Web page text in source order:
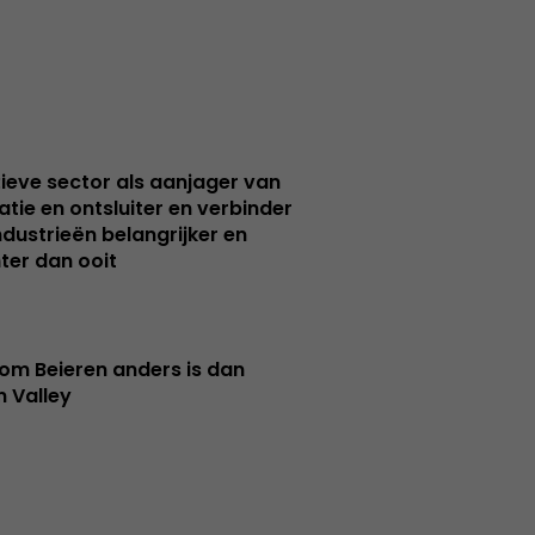
sector als aanjager van
en ontsluiter en verbinder
belangrijker en
dan ooit
Beieren anders is dan
Valley